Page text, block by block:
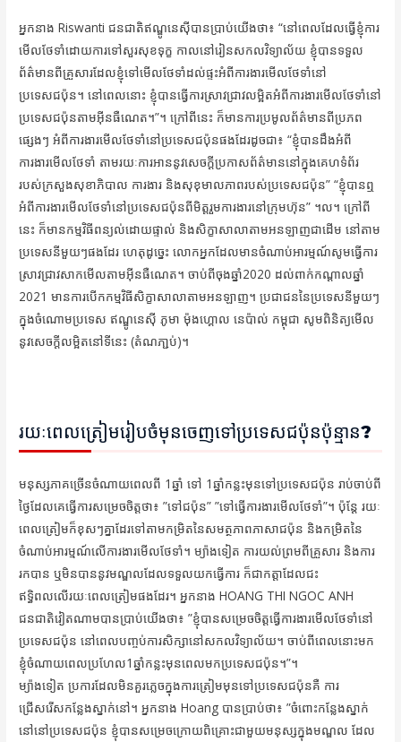
អ្នកនាង Riswanti ជនជាតិឥណ្ឌូនេស៊ីបានប្រាប់យើងថា៖ “នៅពេលដែលធ្វើខ្ញុំការ
មើលថែទាំដោយការទៅសួរសុខទុក្ខ កាលនៅរៀនសកលវិទ្យាល័យ ខ្ញុំបានទទួល
ព័ត៌មានពីគ្រួសារដែលខ្ញុំទៅមើលថែទាំដល់ផ្ទះអំពីការងារមើលថែទាំនៅ
ប្រទេសជប៉ុន។ នៅពេលនោះ ខ្ញុំបានធ្វើការស្រាវជ្រាវលម្អិតអំពីការងារមើលថែទាំនៅ
ប្រទេសជប៉ុនតាមអ៊ីនធឺណេត។”។ ក្រៅពីនេះ ក៏មានការប្រមូលព័ត៌មានពីប្រភព
ផ្សេងៗ អំពីការងារមើលថែទាំនៅប្រទេសជប៉ុនផងដែរដូចជា៖ “ខ្ញុំបានដឹងអំពី
ការងារមើលថែទាំ តាមរយៈការអាននូវសេចក្ដីប្រកាសព័ត៌មាននៅក្នុងគេហទំព័រ
របស់ក្រសួងសុខាភិបាល ការងារ និងសុខុមាលភាពរបស់ប្រទេសជប៉ុន” “ខ្ញុំបានឮ
អំពីការងារមើលថែទាំនៅប្រទេសជប៉ុនពីមិត្តរួមការងារនៅក្រុមហ៊ុន” ។ល។ ក្រៅពី
នេះ ក៏មានកម្មវិធីពន្យល់ដោយផ្ទាល់ និងសិក្ខាសាលាតាមអនឡាញជាដើម នៅតាម
ប្រទេសនីមួយៗផងដែរ ហេតុដូច្នេះ លោកអ្នកដែលមានចំណាប់អារម្មណ៍សូមធ្វើការ
ស្រាវជ្រាវសាកមើលតាមអ៊ីនធឺណេត។ ចាប់ពីចុងឆ្នាំ2020 ដល់ពាក់កណ្ដាលឆ្នាំ
2021 មានការបើកកម្មវិធីសិក្ខាសាលាតាមអនឡាញ។ ប្រជាជននៃប្រទេសនីមួយៗ
ក្នុងចំណោមប្រទេស ឥណ្ឌូនេស៊ី ភូមា ម៉ុងហ្គោល នេប៉ាល់ កម្ពុជា សូមពិនិត្យមើល
នូវសេចក្ដីលម្អិតនៅទីនេះ (តំណភា្ជប់)។
រយៈពេលត្រៀមរៀបចំមុនចេញទៅប្រទេសជប៉ុនប៉ុន្មាន?
មនុស្សភាគច្រើនចំណាយពេលពី 1ឆ្នាំ ទៅ 1ឆ្នាំកន្លះមុនទៅប្រទេសជប៉ុន រាប់ចាប់ពី
ថ្ងៃដែលគេធ្វើការសម្រេចចិត្តថា៖ ”ទៅជប៉ុន” ”ទៅធ្វើការងារមើលថែទាំ”។ ប៉ុន្តែ រយៈ
ពេលត្រៀមក៏ខុសៗគ្នាដែរទៅតាមកម្រិតនៃសមត្ថភាពភាសាជប៉ុន និងកម្រិតនៃ
ចំណាប់អារម្មណ៍លើការងារមើលថែទាំ។ ម្យ៉ាងទៀត ការយល់ព្រមពីគ្រួសារ និងការ
រកបាន ឬមិនបាននូវមណ្ឌលដែលទទួលយកធ្វើការ ក៏ជាកត្តាដែលជះ
ឥទ្ធិពលលើរយៈពេលត្រៀមផងដែរ។ អ្នកនាង HOANG THI NGOC ANH
ជនជាតិវៀតណាមបានប្រាប់យើងថា៖ ”ខ្ញុំបានសម្រេចចិត្តធ្វើការងារមើលថែទាំនៅ
ប្រទេសជប៉ុន នៅពេលបញ្ចប់ការសិក្សានៅសកលវិទ្យាល័យ។ ចាប់ពីពេលនោះមក
ខ្ញុំចំណាយពេលប្រហែល1ឆ្នាំកន្លះមុនពេលមកប្រទេសជប៉ុន។”។
ម្យ៉ាងទៀត ប្រការដែលមិនគួរភ្លេចក្នុងការត្រៀមមុនទៅប្រទេសជប៉ុនគឺ ការ
ជ្រើសរើសកន្លែងស្នាក់នៅ។ អ្នកនាង Hoang បានប្រាប់ថា៖ ”ចំពោះកន្លែងស្នាក់
នៅនៅប្រទេសជប៉ុន ខ្ញុំបានសម្រេចក្រោយពិគ្រោះជាមួយមនុស្សក្នុងមណ្ឌល ដែល